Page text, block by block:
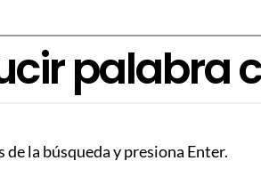
de la búsqueda y presiona Enter.